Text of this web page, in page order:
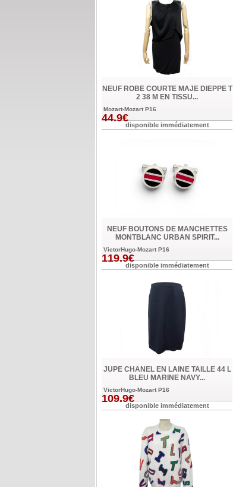
NEUF ROBE COURTE MAJE DIEPPE T
2 38 M EN TISSU...
Mozart-Mozart P16
44.9€
disponible immédiatement
NEUF BOUTONS DE MANCHETTES
MONTBLANC URBAN SPIRIT...
VictorHugo-Mozart P16
119.9€
disponible immédiatement
JUPE CHANEL EN LAINE TAILLE 44 L
BLEU MARINE NAVY...
VictorHugo-Mozart P16
109.9€
disponible immédiatement